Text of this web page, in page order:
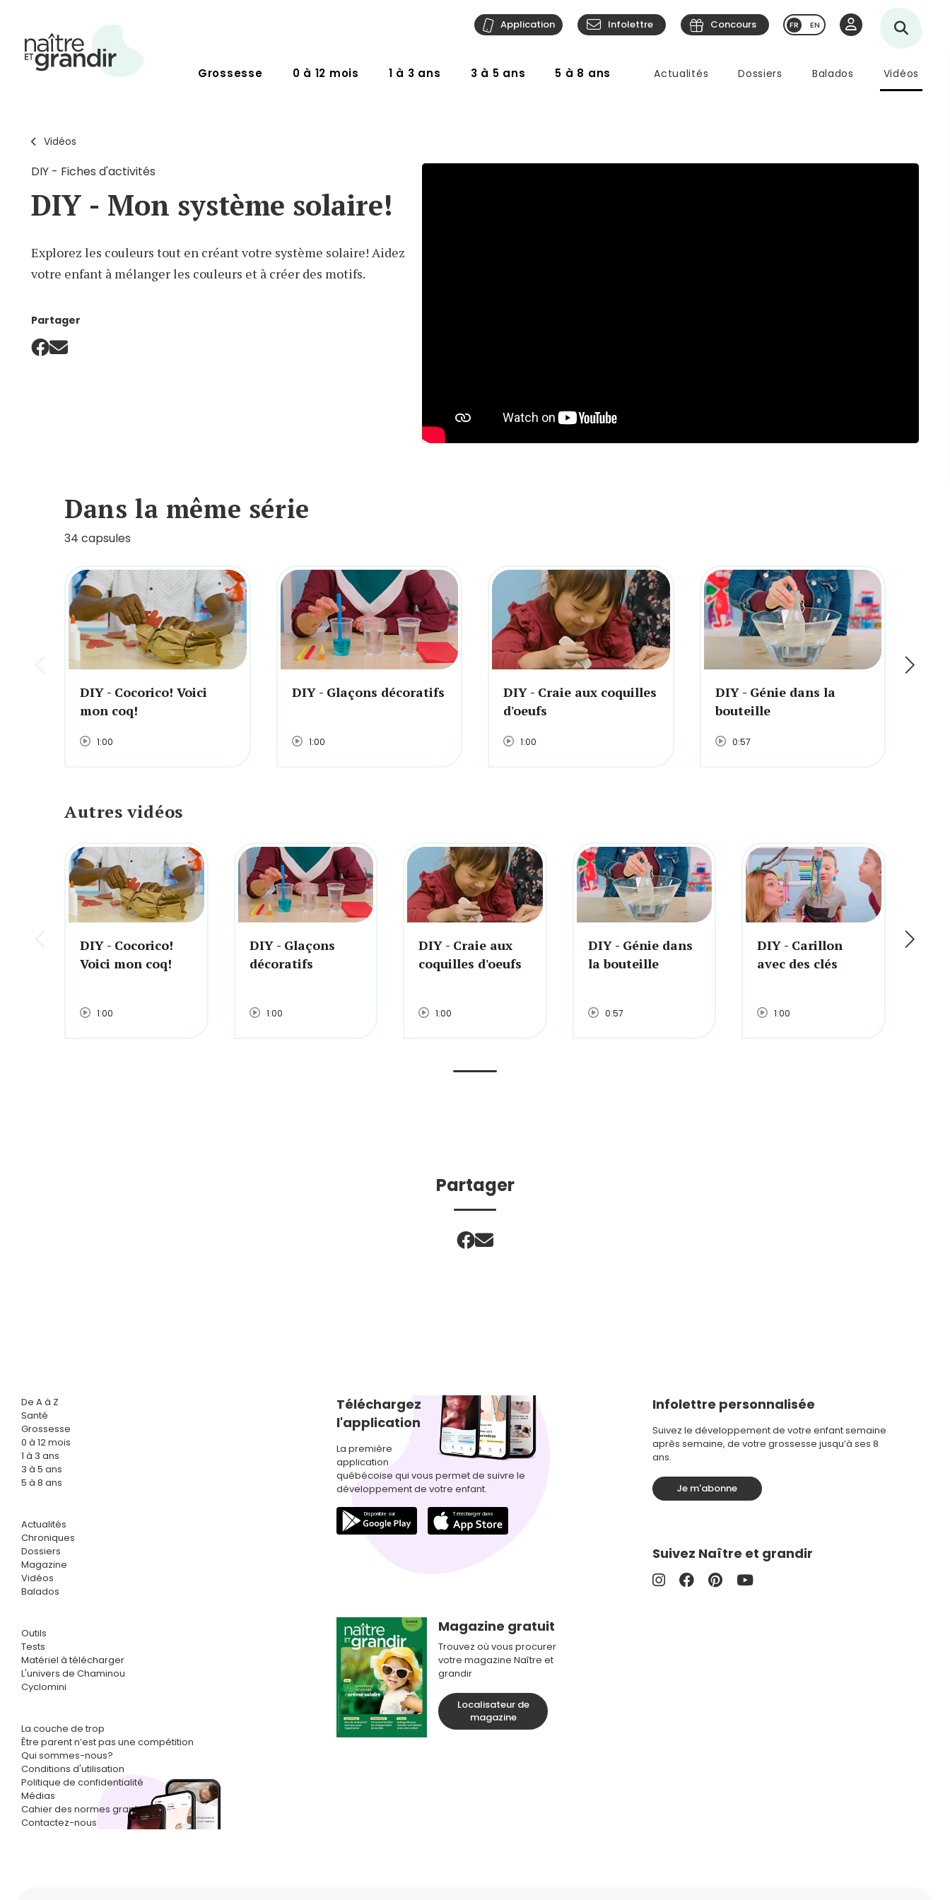
Grossesse 0 à 12 mois 1 à 3 ans 3 à 5 ans 5 à 8 ans Actualités Dossiers Balados Vidéos
Application Infolettre Concours EN
Vidéos
DIY - Fiches d'activités
DIY - Mon système solaire!
Explorez les couleurs tout en créant votre système solaire! Aidez
votre enfant à mélanger les couleurs et à créer des motifs.
Partager
Dans la même série
34 capsules
DIY - Cocorico! Voici
mon coq!
1:00
DIY - Glaçons décoratifs
1:00
DIY - Craie aux coquilles
d'oeufs
1:00
DIY - Génie dans la
bouteille
0:57
Autres vidéos
DIY - Cocorico!
Voici mon coq!
1:00
DIY - Glaçons
décoratifs
1:00
DIY - Craie aux
coquilles d'oeufs
1:00
DIY - Génie dans
la bouteille
0:57
DIY - Carillon
avec des clés
1:00
Partager
De A à Z
Santé
Grossesse
0 à 12 mois
1 à 3 ans
3 à 5 ans
5 à 8 ans
Actualités
Chroniques
Dossiers
Magazine
Vidéos
Balados
Outils
Tests
Matériel à télécharger
L'univers de Chaminou
Cyclomini
La couche de trop
Être parent n’est pas une compétition
Qui sommes-nous?
Conditions d'utilisation
Politique de confidentialité
Médias
Cahier des normes graphiques
Contactez-nous
Téléchargez
l'application
La première
application
québécoise qui vous permet de suivre le
développement de votre enfant.
Magazine gratuit
Trouvez où vous procurer
votre magazine Naître et
grandir
Localisateur de
magazine
Infolettre personnalisée
Suivez le développement de votre enfant semaine
après semaine, de votre grossesse jusqu’à ses 8
ans.
Je m'abonne
Suivez Naître et grandir